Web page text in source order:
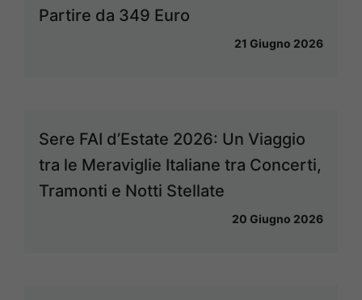
Partire da 349 Euro
21 Giugno 2026
Sere FAI d’Estate 2026: Un Viaggio
tra le Meraviglie Italiane tra Concerti,
Tramonti e Notti Stellate
20 Giugno 2026